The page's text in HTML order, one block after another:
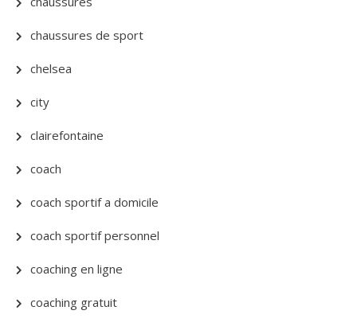
chaussures de sport
chelsea
city
clairefontaine
coach
coach sportif a domicile
coach sportif personnel
coaching en ligne
coaching gratuit